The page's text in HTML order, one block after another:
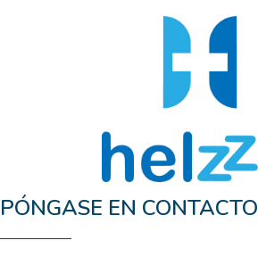
PÓNGASE EN CONTACTO